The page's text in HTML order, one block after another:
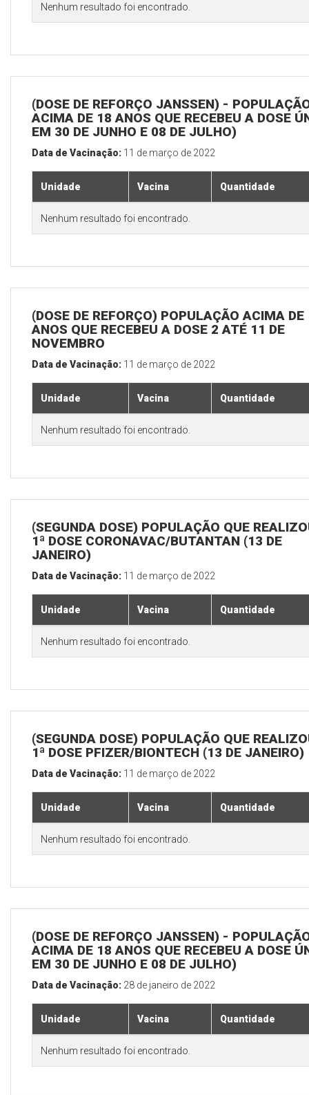
Nenhum resultado foi encontrado.
(DOSE DE REFORÇO JANSSEN) -
ACIMA DE 18 ANOS QUE RECEBEU A DOSE
EM 30 DE JUNHO E 08 DE JULHO)
Data de Vacinação: 11 de março de 2022
Unidade Vacina Quantidade
Nenhum resultado foi encontrado.
(DOSE DE REFORÇO) POPULAÇÃO ACIMA DE
ANOS QUE RECEBEU A DOSE 2 ATÉ 11 DE
NOVEMBRO
Data de Vacinação: 11 de março de 2022
Unidade Vacina Quantidade
Nenhum resultado foi encontrado.
(SEGUNDA DOSE) POPULAÇÃO QUE
1ª DOSE CORONAVAC/BUTANTAN (13 DE
JANEIRO)
Data de Vacinação: 11 de março de 2022
Unidade Vacina Quantidade
Nenhum resultado foi encontrado.
(SEGUNDA DOSE) POPULAÇÃO QUE
1ª DOSE PFIZER/BIONTECH (13 DE JANEIRO)
Data de Vacinação: 11 de março de 2022
Unidade Vacina Quantidade
Nenhum resultado foi encontrado.
(DOSE DE REFORÇO JANSSEN) -
ACIMA DE 18 ANOS QUE RECEBEU A DOSE
EM 30 DE JUNHO E 08 DE JULHO)
Data de Vacinação: 28 de janeiro de 2022
Unidade Vacina Quantidade
Nenhum resultado foi encontrado.